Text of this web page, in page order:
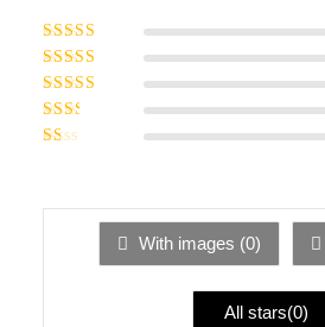
Valorado con
Valorado
Valorado
de 5
Valorado
de
With images (0)
All stars(0)